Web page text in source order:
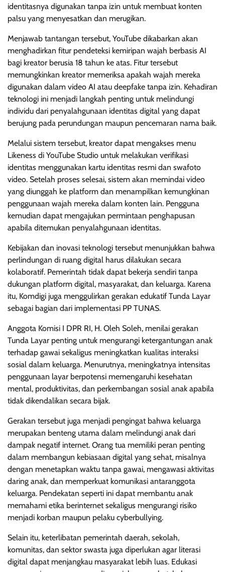
identitasnya digunakan tanpa izin untuk membuat konten
palsu yang menyesatkan dan merugikan.
Menjawab tantangan tersebut, YouTube dikabarkan akan
menghadirkan fitur pendeteksi kemiripan wajah berbasis AI
bagi kreator berusia 18 tahun ke atas. Fitur tersebut
memungkinkan kreator memeriksa apakah wajah mereka
digunakan dalam video AI atau deepfake tanpa izin. Kehadiran
teknologi ini menjadi langkah penting untuk melindungi
individu dari penyalahgunaan identitas digital yang dapat
berujung pada perundungan maupun pencemaran nama baik.
Melalui sistem tersebut, kreator dapat mengakses menu
Likeness di YouTube Studio untuk melakukan verifikasi
identitas menggunakan kartu identitas resmi dan swafoto
video. Setelah proses selesai, sistem akan memindai video
yang diunggah ke platform dan menampilkan kemungkinan
penggunaan wajah mereka dalam konten lain. Pengguna
kemudian dapat mengajukan permintaan penghapusan
apabila ditemukan penyalahgunaan identitas.
Kebijakan dan inovasi teknologi tersebut menunjukkan bahwa
perlindungan di ruang digital harus dilakukan secara
kolaboratif. Pemerintah tidak dapat bekerja sendiri tanpa
dukungan platform digital, masyarakat, dan keluarga. Karena
itu, Komdigi juga menggulirkan gerakan edukatif Tunda Layar
sebagai bagian dari implementasi PP TUNAS.
Anggota Komisi I DPR RI, H. Oleh Soleh, menilai gerakan
Tunda Layar penting untuk mengurangi ketergantungan anak
terhadap gawai sekaligus meningkatkan kualitas interaksi
sosial dalam keluarga. Menurutnya, meningkatnya intensitas
penggunaan layar berpotensi memengaruhi kesehatan
mental, produktivitas, dan perkembangan sosial anak apabila
tidak dikendalikan secara bijak.
Gerakan tersebut juga menjadi pengingat bahwa keluarga
merupakan benteng utama dalam melindungi anak dari
dampak negatif internet. Orang tua memiliki peran penting
dalam membangun kebiasaan digital yang sehat, misalnya
dengan menetapkan waktu tanpa gawai, mengawasi aktivitas
daring anak, dan memperkuat komunikasi antaranggota
keluarga. Pendekatan seperti ini dapat membantu anak
memahami etika berinternet sekaligus mengurangi risiko
menjadi korban maupun pelaku cyberbullying.
Selain itu, keterlibatan pemerintah daerah, sekolah,
komunitas, dan sektor swasta juga diperlukan agar literasi
digital dapat menjangkau masyarakat lebih luas. Edukasi